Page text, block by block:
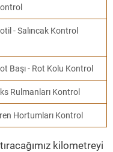
- Salıncak Kontrol
Başı - Rot Kolu Kontrol
Rulmanları Kontrol
Hortumları Kontrol
kilometreyi